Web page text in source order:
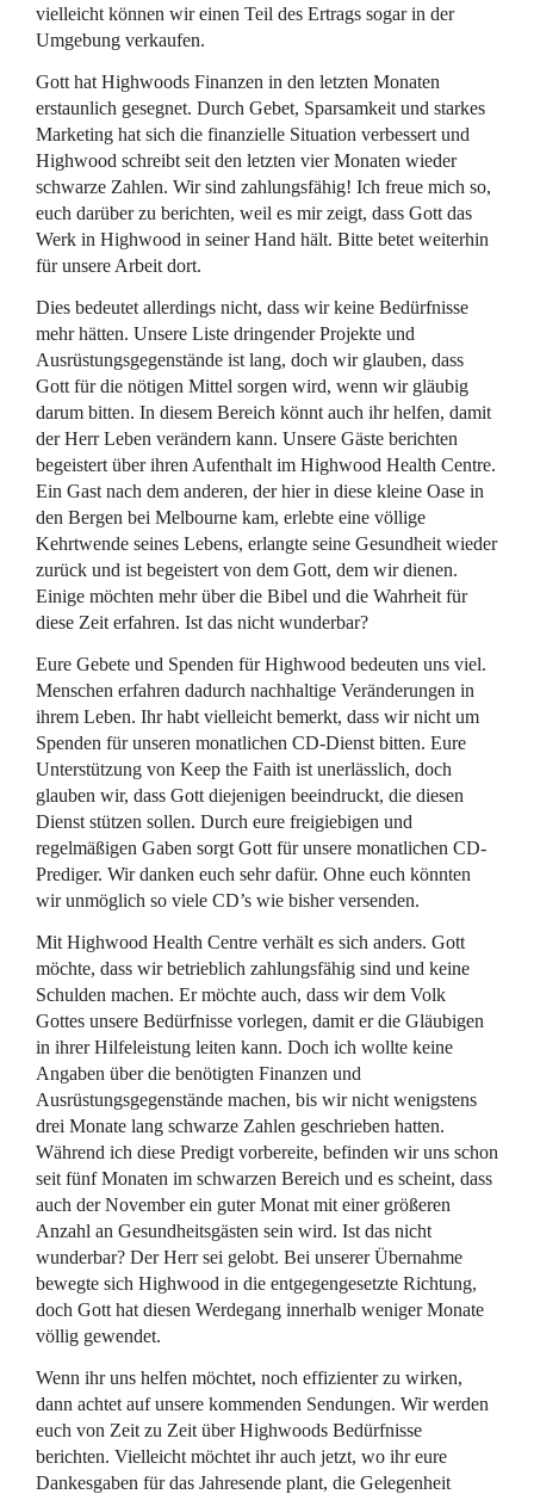
vielleicht können wir einen Teil des Ertrags sogar in der
Umgebung verkaufen.
Gott hat Highwoods Finanzen in den letzten Monaten
erstaunlich gesegnet. Durch Gebet, Sparsamkeit und starkes
Marketing hat sich die finanzielle Situation verbessert und
Highwood schreibt seit den letzten vier Monaten wieder
schwarze Zahlen. Wir sind zahlungsfähig! Ich freue mich so,
euch darüber zu berichten, weil es mir zeigt, dass Gott das
Werk in Highwood in seiner Hand hält. Bitte betet weiterhin
für unsere Arbeit dort.
Dies bedeutet allerdings nicht, dass wir keine Bedürfnisse
mehr hätten. Unsere Liste dringender Projekte und
Ausrüstungsgegenstände ist lang, doch wir glauben, dass
Gott für die nötigen Mittel sorgen wird, wenn wir gläubig
darum bitten. In diesem Bereich könnt auch ihr helfen, damit
der Herr Leben verändern kann. Unsere Gäste berichten
begeistert über ihren Aufenthalt im Highwood Health Centre.
Ein Gast nach dem anderen, der hier in diese kleine Oase in
den Bergen bei Melbourne kam, erlebte eine völlige
Kehrtwende seines Lebens, erlangte seine Gesundheit wieder
zurück und ist begeistert von dem Gott, dem wir dienen.
Einige möchten mehr über die Bibel und die Wahrheit für
diese Zeit erfahren. Ist das nicht wunderbar?
Eure Gebete und Spenden für Highwood bedeuten uns viel.
Menschen erfahren dadurch nachhaltige Veränderungen in
ihrem Leben. Ihr habt vielleicht bemerkt, dass wir nicht um
Spenden für unseren monatlichen CD-Dienst bitten. Eure
Unterstützung von Keep the Faith ist unerlässlich, doch
glauben wir, dass Gott diejenigen beeindruckt, die diesen
Dienst stützen sollen. Durch eure freigiebigen und
regelmäßigen Gaben sorgt Gott für unsere monatlichen CD-
Prediger. Wir danken euch sehr dafür. Ohne euch könnten
wir unmöglich so viele CD’s wie bisher versenden.
Mit Highwood Health Centre verhält es sich anders. Gott
möchte, dass wir betrieblich zahlungsfähig sind und keine
Schulden machen. Er möchte auch, dass wir dem Volk
Gottes unsere Bedürfnisse vorlegen, damit er die Gläubigen
in ihrer Hilfeleistung leiten kann. Doch ich wollte keine
Angaben über die benötigten Finanzen und
Ausrüstungsgegenstände machen, bis wir nicht wenigstens
drei Monate lang schwarze Zahlen geschrieben hatten.
Während ich diese Predigt vorbereite, befinden wir uns schon
seit fünf Monaten im schwarzen Bereich und es scheint, dass
auch der November ein guter Monat mit einer größeren
Anzahl an Gesundheitsgästen sein wird. Ist das nicht
wunderbar? Der Herr sei gelobt. Bei unserer Übernahme
bewegte sich Highwood in die entgegengesetzte Richtung,
doch Gott hat diesen Werdegang innerhalb weniger Monate
völlig gewendet.
Wenn ihr uns helfen möchtet, noch effizienter zu wirken,
dann achtet auf unsere kommenden Sendungen. Wir werden
euch von Zeit zu Zeit über Highwoods Bedürfnisse
berichten. Vielleicht möchtet ihr auch jetzt, wo ihr eure
Dankesgaben für das Jahresende plant, die Gelegenheit